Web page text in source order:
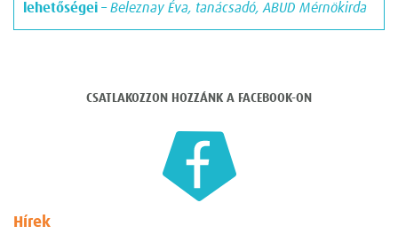
lehetőségei – Beleznay Éva, tanácsadó, ABUD Mérnökirda
CSATLAKOZZON HOZZÁNK A FACEBOOK-ON
Hírek